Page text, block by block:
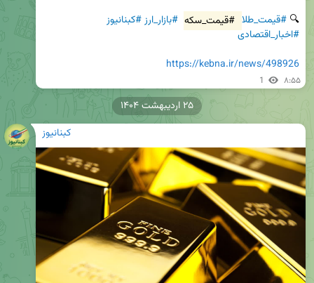
🔍 #قیمت_طلا #قیمت_سکه #بازار_ارز#کبنانیوز
#اخبار_اقتصادی
https://kebna.ir/news/498926
1 ۸:۵۵
کبنانیوز
۲۵ اردیبهشت ۱۴۰۴